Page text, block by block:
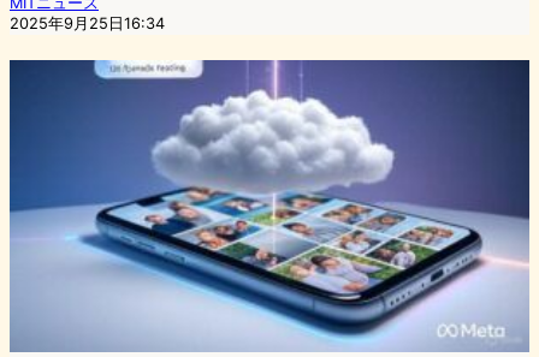
2025年9月25日16:34